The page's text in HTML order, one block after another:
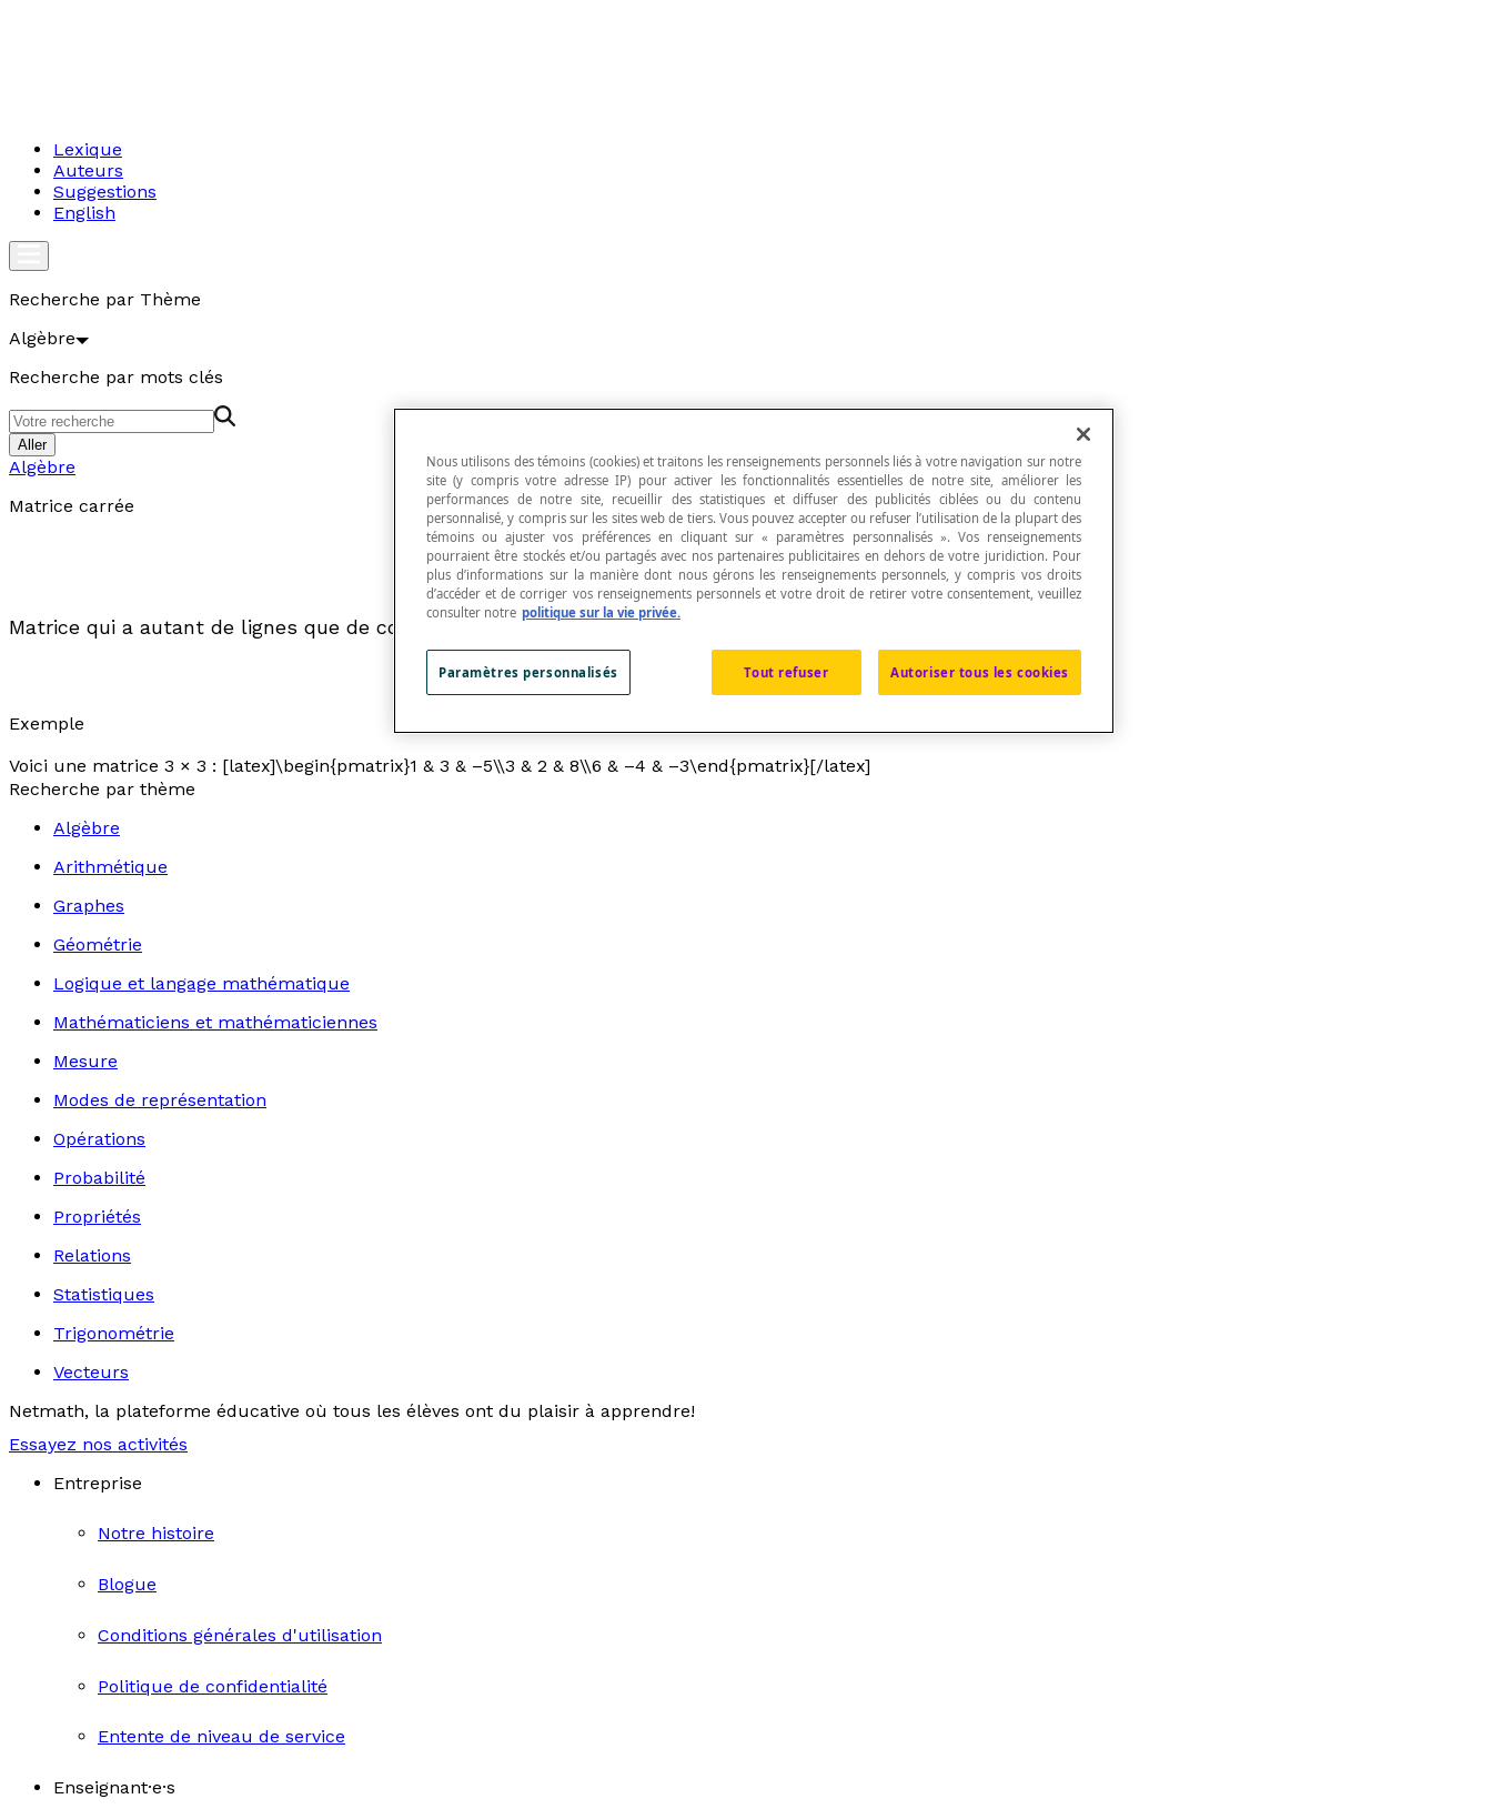
Lexique
Auteurs
Suggestions
English
Recherche par Thème
Algèbre
Recherche par mots clés
Aller
Algèbre
Matrice carrée
Matrice qui a autant de lignes que de colonnes.
Exemple
Voici une matrice 3 × 3 : [latex]\begin{pmatrix}1 & 3 & –5\\3 & 2 & 8\\6 & –4 & –3\end{pmatrix}[/latex]
Recherche par thème
Algèbre
Arithmétique
Graphes
Géométrie
Logique et langage mathématique
Mathématiciens et mathématiciennes
Mesure
Modes de représentation
Opérations
Probabilité
Propriétés
Relations
Statistiques
Trigonométrie
Vecteurs
Netmath, la plateforme éducative où tous les élèves ont du plaisir à apprendre!
Essayez nos activités
Entreprise
Notre histoire
Blogue
Conditions générales d'utilisation
Politique de confidentialité
Entente de niveau de service
Enseignant·e·s
Nous utilisons des témoins (cookies) et traitons les renseignements personnels liés à votre navigation sur notre
site (y compris votre adresse IP) pour activer les fonctionnalités essentielles de notre site, améliorer les
performances de notre site, recueillir des statistiques et diffuser des publicités ciblées ou du contenu
personnalisé, y compris sur les sites web de tiers. Vous pouvez accepter ou refuser l’utilisation de la plupart des
témoins ou ajuster vos préférences en cliquant sur « paramètres personnalisés ». Vos renseignements
pourraient être stockés et/ou partagés avec nos partenaires publicitaires en dehors de votre juridiction. Pour
plus d’informations sur la manière dont nous gérons les renseignements personnels, y compris vos droits
d’accéder et de corriger vos renseignements personnels et votre droit de retirer votre consentement, veuillez
consulter notre politique sur la vie privée.
Tout refuser Autoriser tous les cookies
Paramètres personnalisés